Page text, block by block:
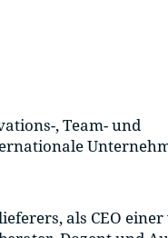
, Team- und
als CEO